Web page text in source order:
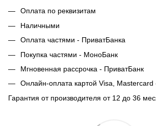
Оплата по реквизитам
Наличными
Оплата частями - ПриватБанка
Покупка частями - МоноБанк
Мгновенная рассрочка - ПриватБанк
Онлайн-оплата картой Visa, Mastercard
Гарантия от производителя от 12 до 36